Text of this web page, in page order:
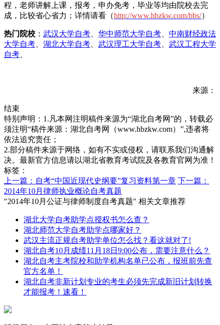
程，老师讲解上课，报考，申办免考，毕业等均由院校去完
成，比较省心省力；详情请看（http://www.hbzkw.com/bbs/）
热门院校 ： 武汉大学自考 华中师范大学自考
中南财经政法
大学自考
湖北大学自考 武汉理工大学自考
武汉工程大学
自考
来源：
结束
特别声明：1.凡本网注明稿件来源为“湖北自考网”的，转载必
须注明“稿件来源：湖北自考网（www.hbzkw.com）”,违者将
依法追究责任；
2.部分稿件来源于网络，如有不实或侵权，请联系我们沟通解
决。最新官方信息请以湖北省教育考试院及各教育官网为准！
标签：
上一篇：自考“中国近现代史纲要”复习资料第一章 下一篇：
2014年10月律师执业概论自考真题
"2014年10月公证与律师制度自考真题" 相关文章推荐
湖北大学自考助学点授权书怎么查？
湖北师范大学自考助学点哪家好？
武汉主流正规自考助学单位怎么找？看这就对了!
湖北自考10月成绩11月18日9:00公布，需要注意什么？
湖北自考主考院校和助学机构名单已公布，报班前先查
官方名单！
湖北自考非新计划专业的考生必须先完成新旧计划转换
才能报考！速看！